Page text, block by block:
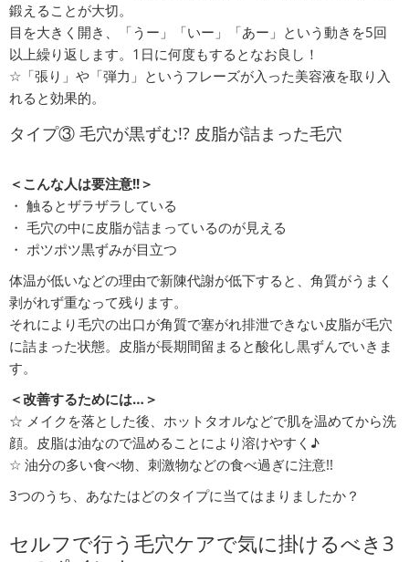
鍛えることが大切。
目を大きく開き、「うー」「いー」「あー」という動きを5回
以上繰り返します。1日に何度もするとなお良し！
☆「張り」や「弾力」というフレーズが入った美容液を取り入
れると効果的。
タイプ③ 毛穴が黒ずむ!? 皮脂が詰まった毛穴
＜こんな人は要注意!!＞
・ 触るとザラザラしている
・ 毛穴の中に皮脂が詰まっているのが見える
・ ポツポツ黒ずみが目立つ
体温が低いなどの理由で新陳代謝が低下すると、角質がうまく
剥がれず重なって残ります。
それにより毛穴の出口が角質で塞がれ排泄できない皮脂が毛穴
に詰まった状態。皮脂が長期間留まると酸化し黒ずんでいきま
す。
＜改善するためには…＞
☆ メイクを落とした後、ホットタオルなどで肌を温めてから洗
顔。皮脂は油なので温めることにより溶けやすく♪
☆ 油分の多い食べ物、刺激物などの食べ過ぎに注意!!
3つのうち、あなたはどのタイプに当てはまりましたか？
セルフで行う毛穴ケアで気に掛けるべき3